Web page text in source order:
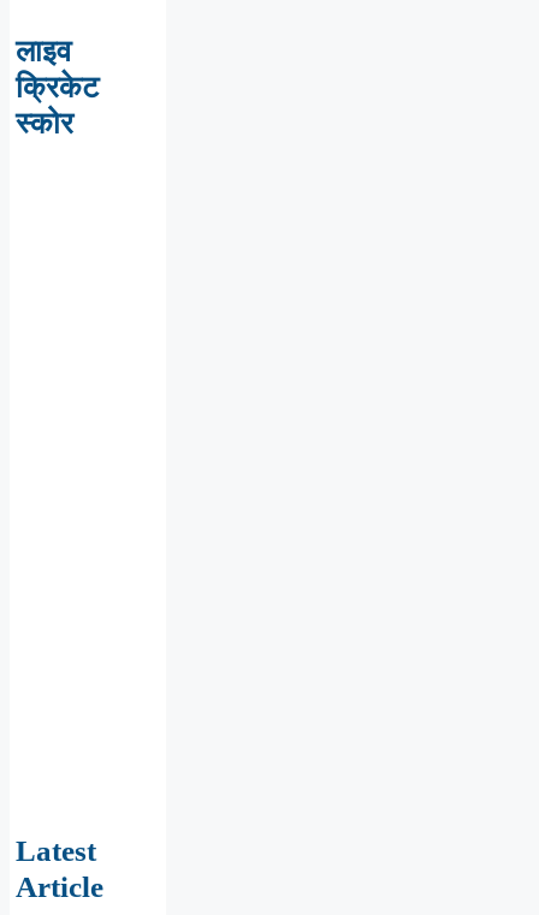
लाइव
क्रिकेट
स्कोर
Latest
Article